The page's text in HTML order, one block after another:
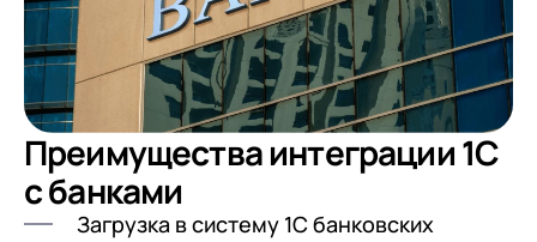
Преимущества интеграции 1С
с банками
Загрузка в систему 1С банковских